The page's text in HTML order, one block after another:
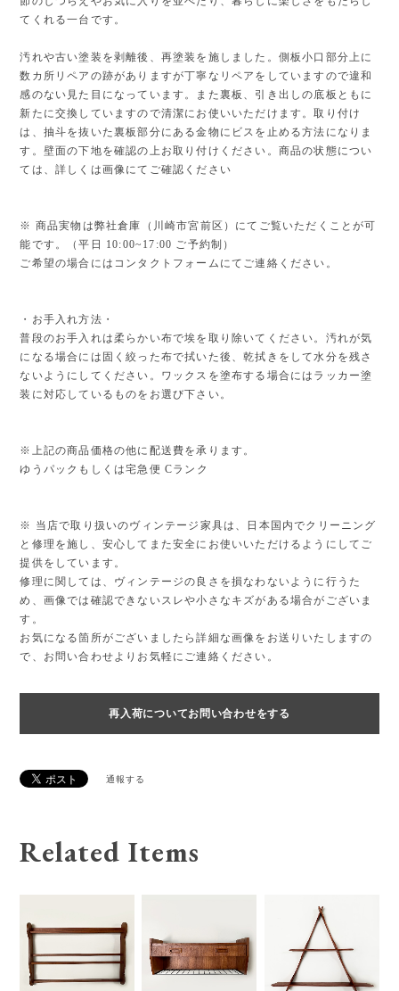
てくれる一台です。
汚れや古い塗装を剥離後、再塗装を施しました。側板小口部分上に
数カ所リペアの跡がありますが丁寧なリペアをしていますので違和
感のない見た目になっています。また裏板、引き出しの底板ともに
新たに交換していますので清潔にお使いいただけます。取り付け
は、抽斗を抜いた裏板部分にある金物にビスを止める方法になりま
す。壁面の下地を確認の上お取り付けください。商品の状態につい
ては、詳しくは画像にてご確認ください
※ 商品実物は弊社倉庫（川崎市宮前区）にてご覧いただくことが可
能です。（平日 10:00~17:00 ご予約制）
ご希望の場合にはコンタクトフォームにてご連絡ください。
・お手入れ方法・
普段のお手入れは柔らかい布で埃を取り除いてください。汚れが気
になる場合には固く絞った布で拭いた後、乾拭きをして水分を残さ
ないようにしてください。ワックスを塗布する場合にはラッカー塗
装に対応しているものをお選び下さい。
※上記の商品価格の他に配送費を承ります。
ゆうパックもしくは宅急便 Cランク
※ 当店で取り扱いのヴィンテージ家具は、日本国内でクリーニング
と修理を施し、安心してまた安全にお使いいただけるようにしてご
提供をしています。
修理に関しては、ヴィンテージの良さを損なわないように行うた
め、画像では確認できないスレや小さなキズがある場合がございま
す。
お気になる箇所がございましたら詳細な画像をお送りいたしますの
で、お問い合わせよりお気軽にご連絡ください。
再入荷についてお問い合わせをする
通報する
Related Items